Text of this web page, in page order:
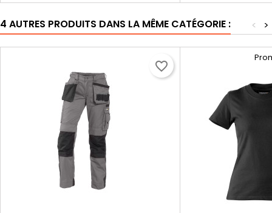
4 AUTRES PRODUITS DANS LA MÊME CATÉGORIE : >
<
favorite_border